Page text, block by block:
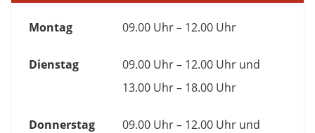
Montag 09.00 Uhr – 12.00 Uhr
Dienstag
09.00 Uhr – 12.00 Uhr und
13.00 Uhr – 18.00 Uhr
Donnerstag
09.00 Uhr – 12.00 Uhr und